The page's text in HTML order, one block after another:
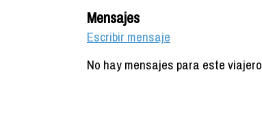
Mensajes
Escribir mensaje
No hay mensajes para este viajero